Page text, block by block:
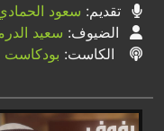
تقديم: سعود
الضيوف: سعيد
الكاست: